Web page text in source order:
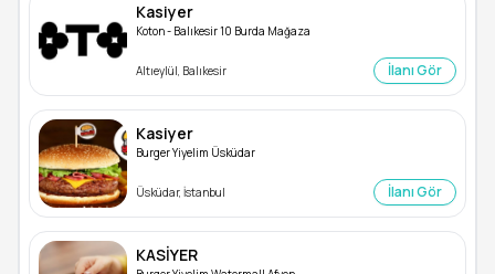
Kasiyer
Koton - Balıkesir 10 Burda Mağaza
Altıeylül, Balıkesir İlanı Gör
Kasiyer
Burger Yiyelim Üsküdar
Üsküdar, İstanbul İlanı Gör
KASİYER